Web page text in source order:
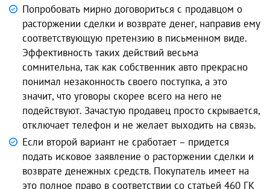
Попробовать мирно договориться с продавцом о
расторжении сделки и возврате денег, направив ему
соответствующую претензию в письменном виде.
Эффективность таких действий весьма
сомнительна, так как собственник авто прекрасно
понимал незаконность своего поступка, а это
значит, что уговоры скорее всего на него не
подействуют. Зачастую продавец просто скрывается,
отключает телефон и не желает выходить на связь.
Если второй вариант не сработает – придется
подать исковое заявление о расторжении сделки и
возврате денежных средств. Покупатель имеет на
это полное право в соответствии со статьей 460 ГК